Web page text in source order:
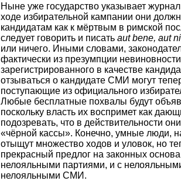
Ныне уже государство указывает
ходе избирательной кампании они
кандидатам как к мёртвым в римской
следует говорить и писать aut bene, aut
или ничего. Иными словами,
фактически из презумпции
зарегистрированного в качестве
отзываться о кандидате СМИ могут
поступающие из официального
Любые бесплатные похвалы будут
поскольку власть их воспримет как
подозревать, что в действительности
«чёрной кассы». Конечно, умные люди,
отыщут множество ходов и уловок, но
прекрасный предлог на законных
нелояльными партиями, и с
нелояльными СМИ.